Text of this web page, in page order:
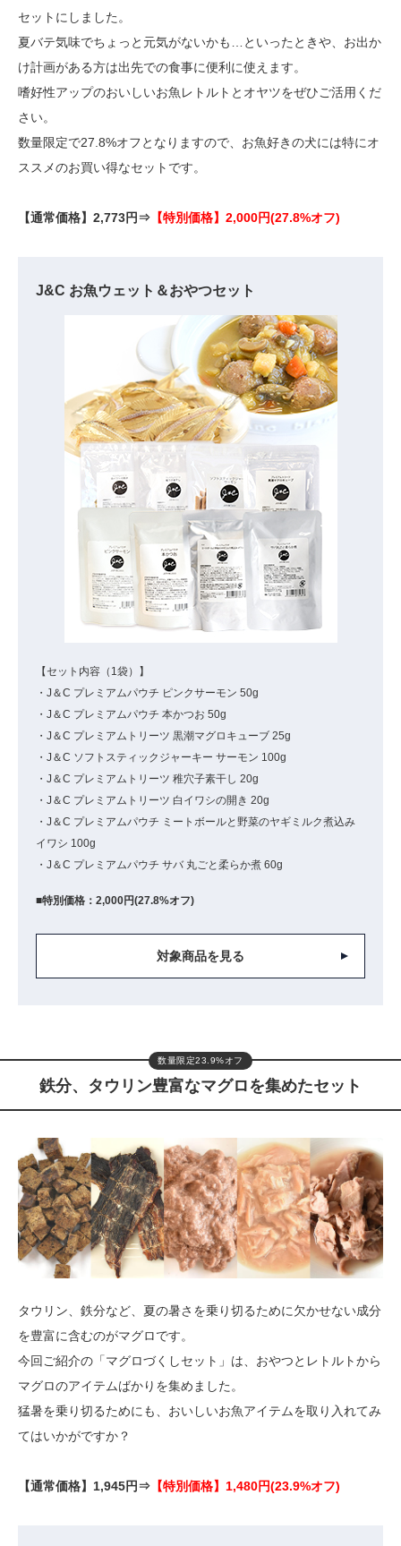
セットにしました。
夏バテ気味でちょっと元気がないかも…といったときや、お出か
け計画がある方は出先での食事に便利に使えます。
嗜好性アップのおいしいお魚レトルトとオヤツをぜひご活用くだ
さい。
数量限定で27.8%オフとなりますので、お魚好きの犬には特にオ
ススメのお買い得なセットです。
【通常価格】2,773円⇒ 【特別価格】2,000円(27.8%オフ)
J&C お魚ウェット＆おやつセット
【セット内容（1袋）】
・J＆C プレミアムパウチ ピンクサーモン 50g
・J＆C プレミアムパウチ 本かつお 50g
・J＆C プレミアムトリーツ 黒潮マグロキューブ 25g
・J＆C ソフトスティックジャーキー サーモン 100g
・J＆C プレミアムトリーツ 稚穴子素干し 20g
・J＆C プレミアムトリーツ 白イワシの開き 20g
・J＆C プレミアムパウチ ミートボールと野菜のヤギミルク煮込み
イワシ 100g
・J＆C プレミアムパウチ サバ 丸ごと柔らか煮 60g
■特別価格：2,000円(27.8%オフ)
対象商品を見る
数量限定23.9%オフ
鉄分、タウリン豊富なマグロを集めたセット
タウリン、鉄分など、夏の暑さを乗り切るために欠かせない成分
を豊富に含むのがマグロです。
今回ご紹介の「マグロづくしセット」は、おやつとレトルトから
マグロのアイテムばかりを集めました。
猛暑を乗り切るためにも、おいしいお魚アイテムを取り入れてみ
てはいかがですか？
【通常価格】1,945円⇒ 【特別価格】1,480円(23.9%オフ)